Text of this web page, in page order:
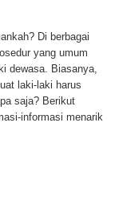
Di berbagai
yang umum
dewasa. Biasanya,
laki-laki harus
saja? Berikut
informasi menarik